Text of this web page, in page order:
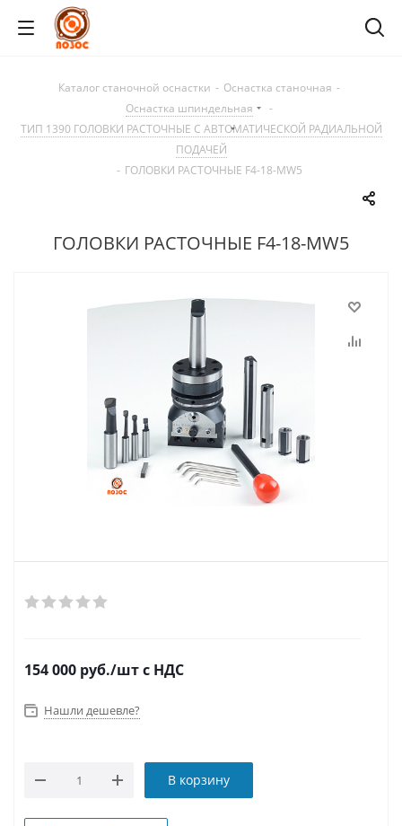
Каталог станочной оснастки - Оснастка станочная -
Оснастка шпиндельная
-
ТИП 1390 ГОЛОВКИ РАСТОЧНЫЕ С АВТОМАТИЧЕСКОЙ РАДИАЛЬНОЙ
ПОДАЧЕЙ
- ГОЛОВКИ РАСТОЧНЫЕ F4-18-MW5
ГОЛОВКИ РАСТОЧНЫЕ F4-18-MW5
154 000 руб./штс НДС
Нашли дешевле?
В корзину